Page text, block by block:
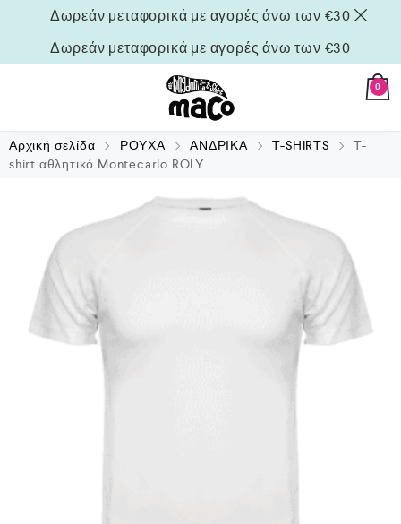
Δωρεάν μεταφορικά με αγορές άνω των €30
Δωρεάν μεταφορικά με αγορές άνω των €30
0
Αρχική σελίδα ΡΟΥΧΑ ΑΝΔΡΙΚΑ T-SHIRTS
T-
shirt αθλητικό Montecarlo ROLY